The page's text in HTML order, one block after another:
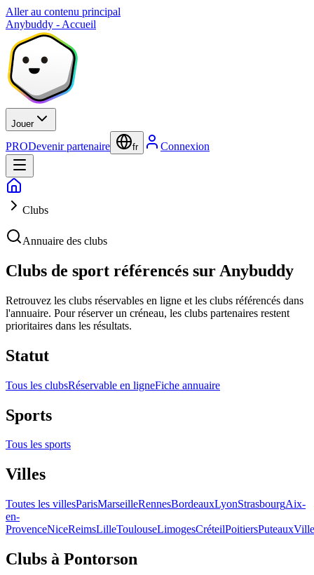
Aller au contenu principal
Anybuddy - Accueil
Jouer
PRODevenir partenaire fr Connexion
Clubs
Annuaire des clubs
Clubs de sport référencés sur Anybuddy
Retrouvez les clubs réservables en ligne et les clubs référencés dans
l'annuaire. Pour réserver un créneau, les clubs partenaires restent
prioritaires dans les résultats.
Statut
Tous les clubsRéservable en ligneFiche annuaire
Sports
Tous les sports
Villes
Toutes les villesParisMarseilleRennesBordeauxLyonStrasbourgAix-
en-
ProvenceNiceReimsLilleToulouseLimogesCréteilPoitiersPuteaux
Clubs à Pontorson